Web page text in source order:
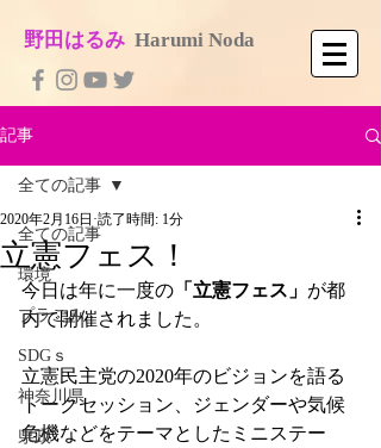
​野田はるみ Harumi No​da
記事
全ての記事
環境
プラごみ
SDGｓ
神奈川県
県政
全ての記事
立憲フェス！
2020年2月16日 読了時間: 1分
今日は年に一度の 「立憲フェス」 が都
内で開催されました。
立憲民主党の2020年のビジョンを語る
トークセッション、ジェンダーや気候
危機などをテーマとしたミニステー